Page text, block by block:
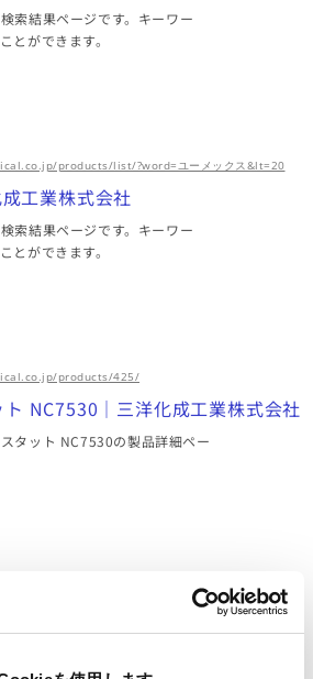
索結果ページです。キーワー
とができます。
products/list/?word=ユーメックス&lt=20
工業株式会社
索結果ページです。キーワー
とができます。
products/425/
NC7530｜三洋化成工業株式会社
タット NC7530の製品詳細ペー
products/445/
HC6800｜三洋化成工業株式会社
タット HC6800の製品詳細ペー